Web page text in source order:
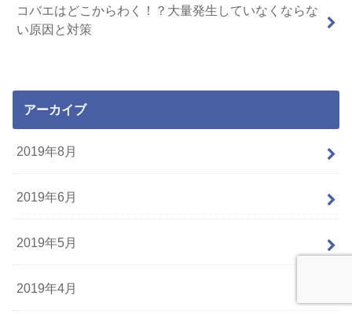
コバエはどこからわく！？大量発生していなくならな
い原因と対策
アーカイブ
2019年8月
2019年6月
2019年5月
2019年4月